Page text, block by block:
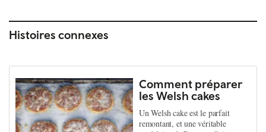
Histoires connexes
Comment préparer
les Welsh cakes
Un Welsh cake est le parfait
remontant, et une véritable